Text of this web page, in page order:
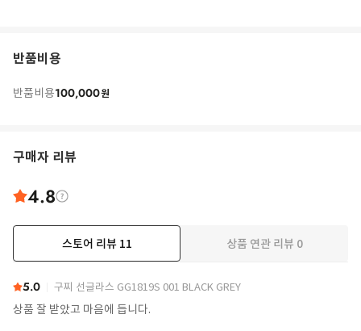
반품비용
반품비용100,000원
구매자 리뷰
4.8
스토어 리뷰 11 상품 연관 리뷰 0
5.0 구찌 선글라스 GG1819S 001 BLACK GREY
상품 잘 받았고 마음에 듭니다.